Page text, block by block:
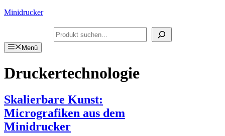
Zum
Minidrucker
Suchen
Menü
Druckertechnologie
Skalierbare Kunst:
Micrografiken aus dem
Minidrucker